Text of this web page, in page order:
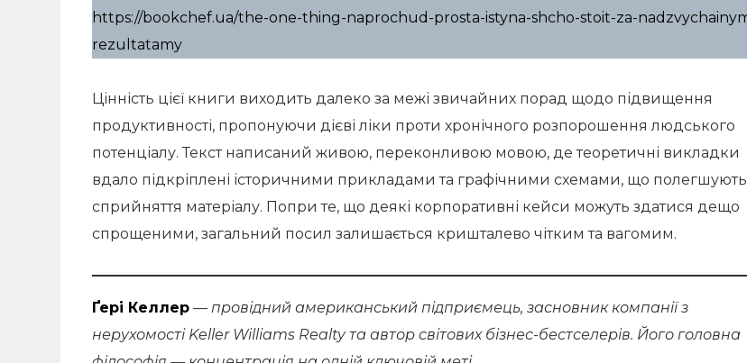
https://bookchef.ua/the-one-thing-naprochud-prosta-istyna-shcho-stoit-za-
rezultatamy
Цінність цієї книги виходить далеко за межі звичайних порад щодо підвищення
продуктивності, пропонуючи дієві ліки проти хронічного розпорошення людського
потенціалу. Текст написаний живою, переконливою мовою, де теоретичні викладки
вдало підкріплені історичними прикладами та графічними схемами, що полегшують
сприйняття матеріалу. Попри те, що деякі корпоративні кейси можуть здатися дещо
спрощеними, загальний посил залишається кришталево чітким та вагомим.
Ґері Келлер — провідний американський підприємець, засновник компанії з
нерухомості Keller Williams Realty та автор світових бізнес-бестселерів. Його головна